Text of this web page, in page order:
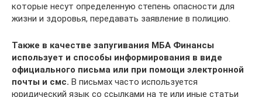
которые несут определенную степень опасности для
жизни и здоровья, передавать заявление в полицию.
Также в качестве запугивания МБА Финансы
использует и способы информирования в виде
официального письма или при помощи электронной
почты и смс. В письмах часто используется
юридический язык со ссылками на те или иные статьи